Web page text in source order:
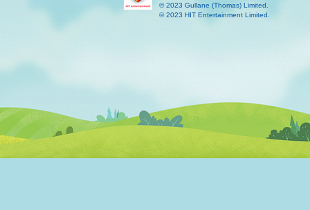
© 2023 Gullane (Thomas) Limited.
© 2023 HIT Entertainment Limited.